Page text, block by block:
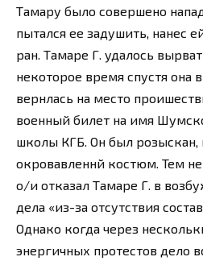
Тамару было совершено
пытался ее задушить, нанес
ран. Тамаре Г. удалось
некоторое время спустя она
вернлась на место
военный билет на имя
школы КГБ. Он был розыскан,
окровавленнй костюм. Тем
о/и отказал Тамаре Г. в
дела «из-за отсутствия
Однако когда через
энергичных протестов дело